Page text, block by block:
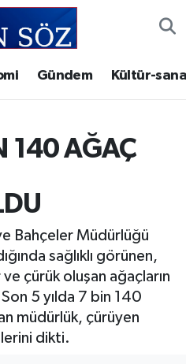
Gündem Kültür-
140 AĞAÇ
Bahçeler Müdürlüğü
sağlıklı görünen,
çürük oluşan ağaçların
5 yılda 7 bin 140
müdürlük, çürüyen
dikti.
Haritası
ve Fikstür